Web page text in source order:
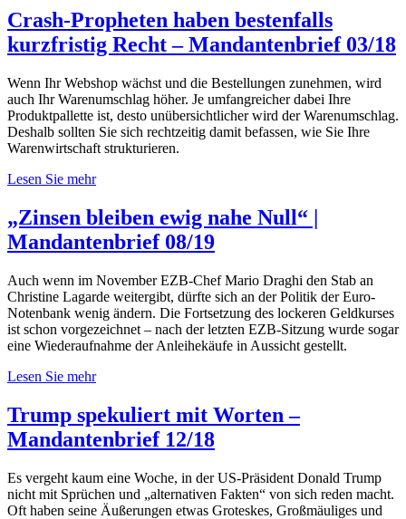
Crash-Propheten haben bestenfalls
kurzfristig Recht – Mandantenbrief 03/18
Wenn Ihr Webshop wächst und die Bestellungen zunehmen, wird
auch Ihr Warenumschlag höher. Je umfangreicher dabei Ihre
Produktpallette ist, desto unübersichtlicher wird der Warenumschlag.
Deshalb sollten Sie sich rechtzeitig damit befassen, wie Sie Ihre
Warenwirtschaft strukturieren.
Lesen Sie mehr
„Zinsen bleiben ewig nahe Null“ |
Mandantenbrief 08/19
Auch wenn im November EZB-Chef Mario Draghi den Stab an
Christine Lagarde weitergibt, dürfte sich an der Politik der Euro-
Notenbank wenig ändern. Die Fortsetzung des lockeren Geldkurses
ist schon vorgezeichnet – nach der letzten EZB-Sitzung wurde sogar
eine Wiederaufnahme der Anleihekäufe in Aussicht gestellt.
Lesen Sie mehr
Trump spekuliert mit Worten –
Mandantenbrief 12/18
Es vergeht kaum eine Woche, in der US-Präsident Donald Trump
nicht mit Sprüchen und „alternativen Fakten“ von sich reden macht.
Oft haben seine Äußerungen etwas Groteskes, Großmäuliges und